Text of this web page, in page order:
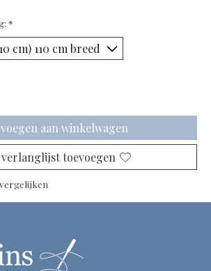
*
aan winkelwagen
verlanglijst toevoegen